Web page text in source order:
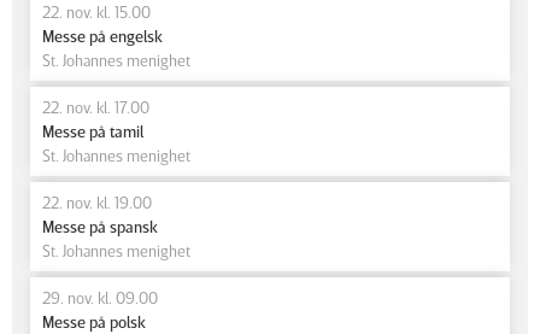
22. nov. kl. 15.00
Messe på engelsk
St. Johannes menighet
22. nov. kl. 17.00
Messe på tamil
St. Johannes menighet
22. nov. kl. 19.00
Messe på spansk
St. Johannes menighet
29. nov. kl. 09.00
Messe på polsk